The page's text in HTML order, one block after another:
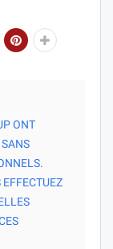
ONT
EFFECTUEZ